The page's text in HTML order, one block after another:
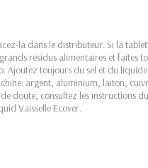
la dans le distributeur. Si la
résidus alimentaires et faites
Ajoutez toujours du sel et du
argent, aluminium, laiton,
doute, consultez les instructions
Vaisselle Ecover.